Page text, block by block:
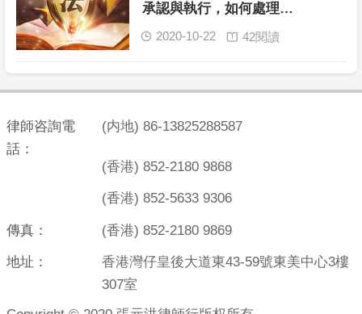
承認與執行，如何處理…
 2020-10-22  42閱讀
律師咨詢電
話：
(内地) 86-13825288587
(香港) 852-2180 9868
(香港) 852-5633 9306
傳真： (香港) 852-2180 9869
地址：
香港灣仔皇後大道東43-59號東美中心3樓
307室